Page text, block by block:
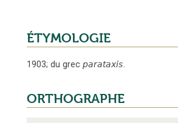
ÉTYMOLOGIE
1903; du grec parataxis.
ORTHOGRAPHE